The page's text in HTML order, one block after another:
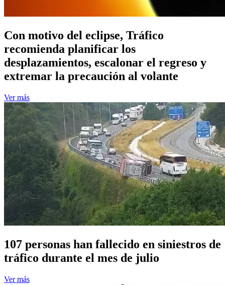
Con motivo del eclipse, Tráfico
recomienda planificar los
desplazamientos, escalonar el regreso y
extremar la precaución al volante
Ver más
107 personas han fallecido en siniestros de
tráfico durante el mes de julio
Ver más